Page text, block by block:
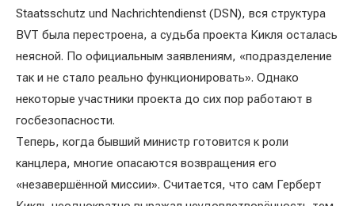
Staatsschutz und Nachrichtendienst (DSN), вся структура
BVT была перестроена, а судьба проекта Кикля осталась
неясной. По официальным заявлениям, «подразделение
так и не стало реально функционировать». Однако
некоторые участники проекта до сих пор работают в
госбезопасности.
Теперь, когда бывший министр готовится к роли
канцлера, многие опасаются возвращения его
«незавершённой миссии». Считается, что сам Герберт